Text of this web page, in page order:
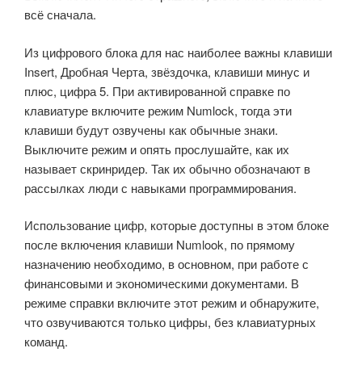
всё сначала.
Из цифрового блока для нас наиболее важны клавиши
Insert, Дробная Черта, звёздочка, клавиши минус и
плюс, цифра 5. При активированной справке по
клавиатуре включите режим Numlock, тогда эти
клавиши будут озвучены как обычные знаки.
Выключите режим и опять прослушайте, как их
называет скринридер. Так их обычно обозначают в
рассылках люди с навыками программирования.
Использование цифр, которые доступны в этом блоке
после включения клавиши Numlook, по прямому
назначению необходимо, в основном, при работе с
финансовыми и экономическими документами. В
режиме справки включите этот режим и обнаружите,
что озвучиваются только цифры, без клавиатурных
команд.